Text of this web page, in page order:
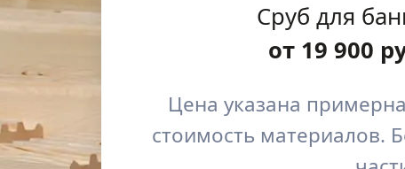
Сруб для
от 19 900
Цена указана
стоимость материалов.